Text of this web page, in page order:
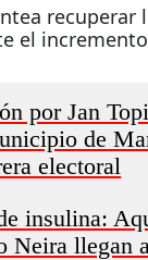
recuperar
el
por Jan
de
electoral
insulina:
Neira llegan